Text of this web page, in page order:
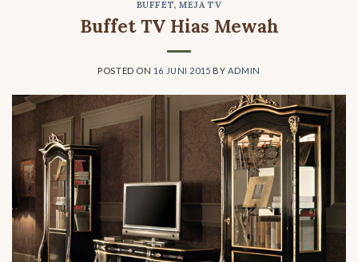
BUFFET,MEJA TV
Buffet TV Hias Mewah
POSTED ON 16 JUNI 2015 BY ADMIN